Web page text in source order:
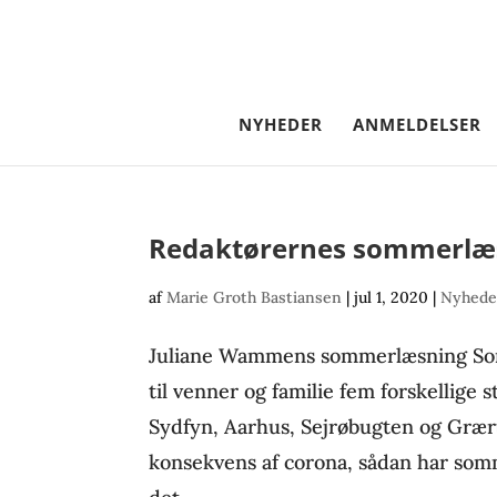
NYHEDER ANMELDELSER
Redaktørernes
afMarie Groth Bastiansen |jul 1, 2020 |
Juliane Wammens sommerlæsning
til venner og familie fem forskellige
Sydfyn, Aarhus, Sejrøbugten og
konsekvens af corona, sådan har